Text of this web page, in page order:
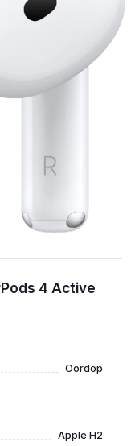
4 Active
Oordop
Apple H2